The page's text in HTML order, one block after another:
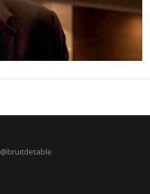
@bruitdetable